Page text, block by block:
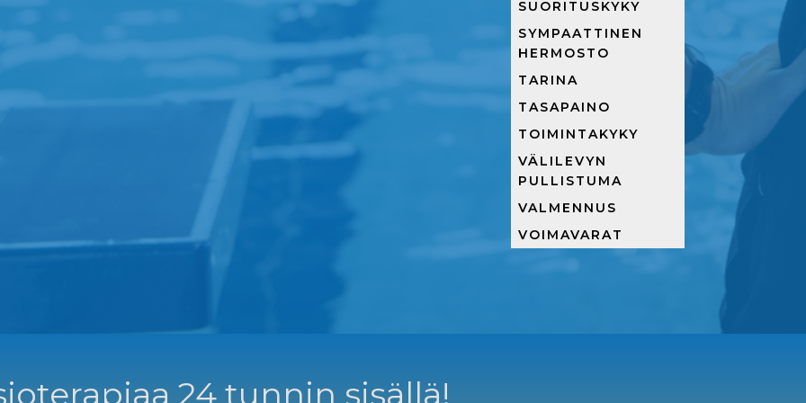
SUORITUSKYKY
SYMPAATTINEN
HERMOSTO
TARINA
TASAPAINO
TOIMINTAKYKY
VÄLILEVYN
PULLISTUMA
VALMENNUS
VOIMAVARAT
24 tunnin sisällä!